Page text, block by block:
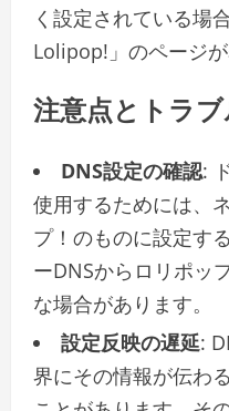
く設定されている場
Lolipop!」のページが
注意点とトラ
DNS設定の確認:
使用するためには、
プ！のものに設定す
ーDNSからロリポッ
な場合があります。
設定反映の遅延:
界にその情報が伝わ